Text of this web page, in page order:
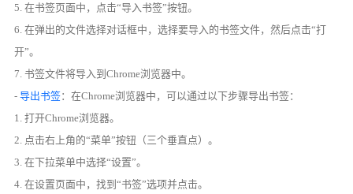
5. 在书签页面中，点击“导入书签”按钮。
6. 在弹出的文件选择对话框中，选择要导入的书签文件，然后点击“打
开”。
7. 书签文件将导入到Chrome浏览器中。
-导出书签：在Chrome浏览器中，可以通过以下步骤导出书签：
1. 打开Chrome浏览器。
2. 点击右上角的“菜单”按钮（三个垂直点）。
3. 在下拉菜单中选择“设置”。
4. 在设置页面中，找到“书签”选项并点击。